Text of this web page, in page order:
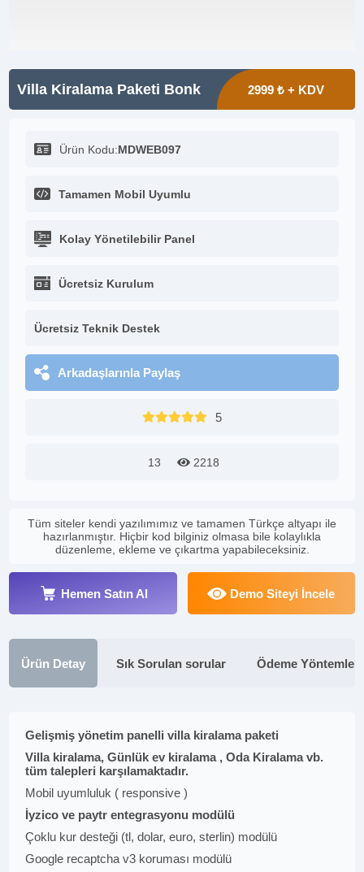
Villa Kiralama Paketi Bonk 2999 ₺ + KDV
Ürün Kodu:MDWEB097
Tamamen Mobil Uyumlu
Kolay Yönetilebilir Panel
Ücretsiz Kurulum
Ücretsiz Teknik Destek
Arkadaşlarınla Paylaş
5
13 2218
Tüm siteler kendi yazılımımız ve tamamen Türkçe altyapı ile
hazırlanmıştır. Hiçbir kod bilginiz olmasa bile kolaylıkla
düzenleme, ekleme ve çıkartma yapabileceksiniz.
Hemen Satın Al Demo Siteyi İncele
Ürün Detay Sık Sorulan sorular Ödeme Yöntemleri
Gelişmiş yönetim panelli villa kiralama paketi
Villa kiralama, Günlük ev kiralama , Oda Kiralama vb.
tüm talepleri karşılamaktadır.
Mobil uyumluluk ( responsive )
İyzico ve paytr entegrasyonu modülü
Çoklu kur desteği (tl, dolar, euro, sterlin) modülü
Google recaptcha v3 koruması modülü